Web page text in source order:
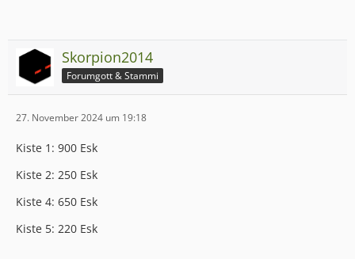
Skorpion2014
Forumgott & Stammi
27. November 2024 um 19:18
Kiste 1: 900 Esk
Kiste 2: 250 Esk
Kiste 4: 650 Esk
Kiste 5: 220 Esk